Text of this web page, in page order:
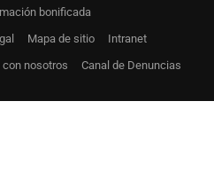
bonificada
Mapa de sitio
Intranet
con nosotros Canal de Denuncias